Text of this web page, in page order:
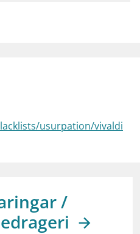
usurpation/vivaldi
/